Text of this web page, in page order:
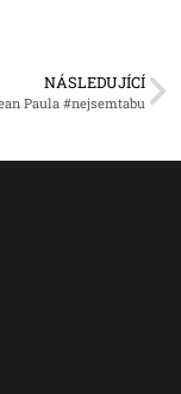
NÁSLEDUJÍCÍ
Paula #nejsemtabu